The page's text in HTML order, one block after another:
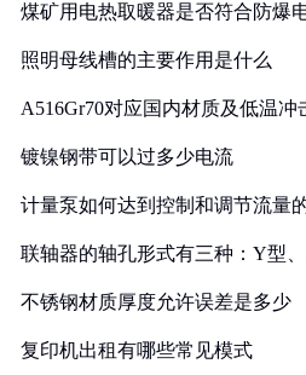
煤矿用电热取暖器是否符合防爆
照明母线槽的主要作用是什么
A516Gr70对应国内材质及低温冲
镀镍钢带可以过多少电流
计量泵如何达到控制和调节流量
联轴器的轴孔形式有三种：Y型
不锈钢材质厚度允许误差是多少
复印机出租有哪些常见模式